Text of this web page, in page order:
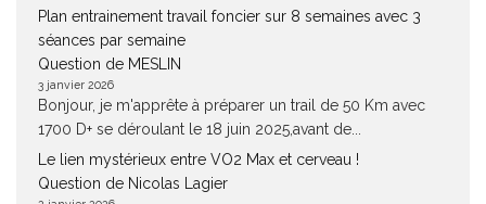
Plan entrainement travail foncier sur 8 semaines avec 3
séances par semaine
Question de MESLIN
3 janvier 2026
Bonjour, je m'apprête à préparer un trail de 50 Km avec
1700 D+ se déroulant le 18 juin 2025,avant de...
Le lien mystérieux entre VO2 Max et cerveau !
Question de Nicolas Lagier